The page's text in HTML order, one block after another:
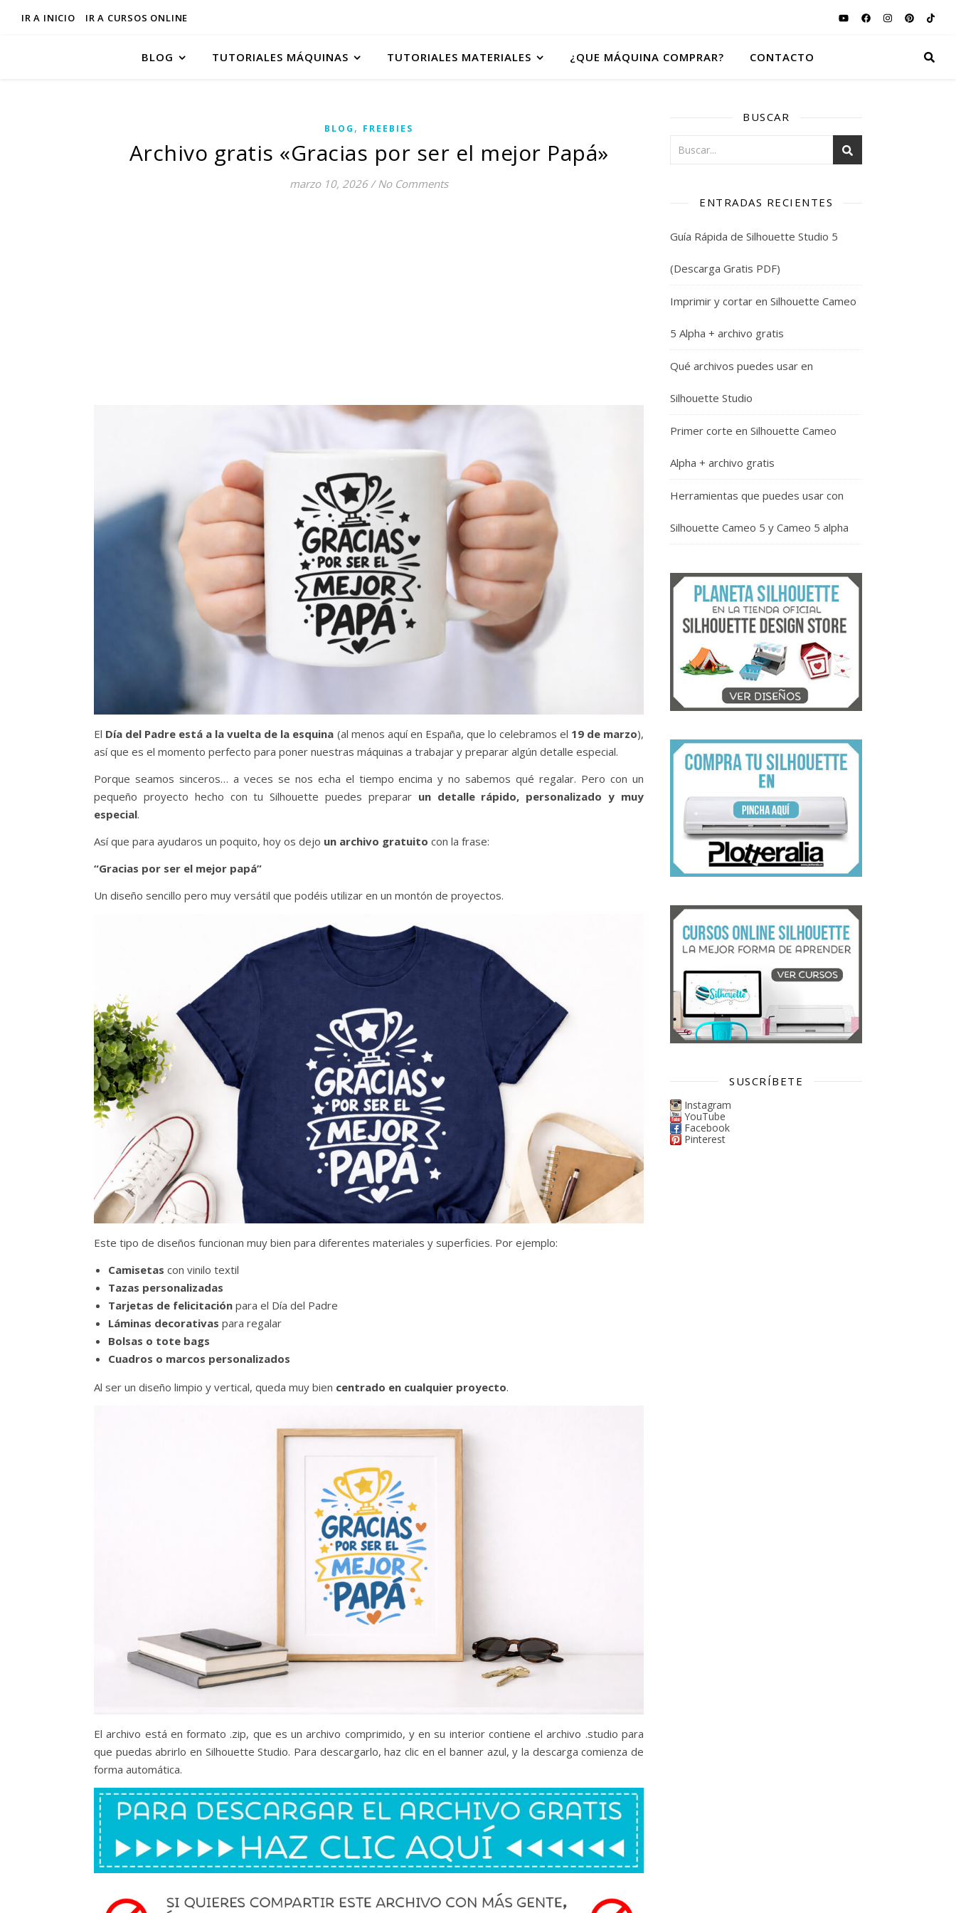
IR A INICIO IR A CURSOS ONLINE
BLOG TUTORIALES MÁQUINAS TUTORIALES MATERIALES ¿QUE MÁQUINA COMPRAR? CONTACTO
BLOG , FREEBIES
Archivo gratis «Gracias por ser el mejor Papá»
marzo 10, 2026 / No Comments
El Día del Padre está a la vuelta de la esquina (al menos aquí en España, que lo celebramos el 19 de marzo),
así que es el momento perfecto para poner nuestras máquinas a trabajar y preparar algún detalle especial.
Porque seamos sinceros… a veces se nos echa el tiempo encima y no sabemos qué regalar. Pero con un
pequeño proyecto hecho con tu Silhouette puedes preparar un detalle rápido, personalizado y muy
especial.
Así que para ayudaros un poquito, hoy os dejo un archivo gratuito con la frase:
“Gracias por ser el mejor papá”
Un diseño sencillo pero muy versátil que podéis utilizar en un montón de proyectos.
Este tipo de diseños funcionan muy bien para diferentes materiales y superficies. Por ejemplo:
Camisetas con vinilo textil
Tazas personalizadas
Tarjetas de felicitación para el Día del Padre
Láminas decorativas para regalar
Bolsas o tote bags
Cuadros o marcos personalizados
Al ser un diseño limpio y vertical, queda muy bien centrado en cualquier proyecto.
El archivo está en formato .zip, que es un archivo comprimido, y en su interior contiene el archivo .studio para
que puedas abrirlo en Silhouette Studio. Para descargarlo, haz clic en el banner azul, y la descarga comienza de
forma automática.
BUSCAR
ENTRADAS RECIENTES
Guía Rápida de Silhouette Studio 5
(Descarga Gratis PDF)
Imprimir y cortar en Silhouette Cameo
5 Alpha + archivo gratis
Qué archivos puedes usar en
Silhouette Studio
Primer corte en Silhouette Cameo
Alpha + archivo gratis
Herramientas que puedes usar con
Silhouette Cameo 5 y Cameo 5 alpha
SUSCRÍBETE
Instagram
YouTube
Facebook
Pinterest